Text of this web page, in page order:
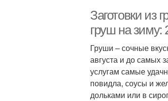
Заготовки из
груш на зиму:
Груши – сочные
августа и до самых
услугам самые
повидла, соусы и
дольками или в